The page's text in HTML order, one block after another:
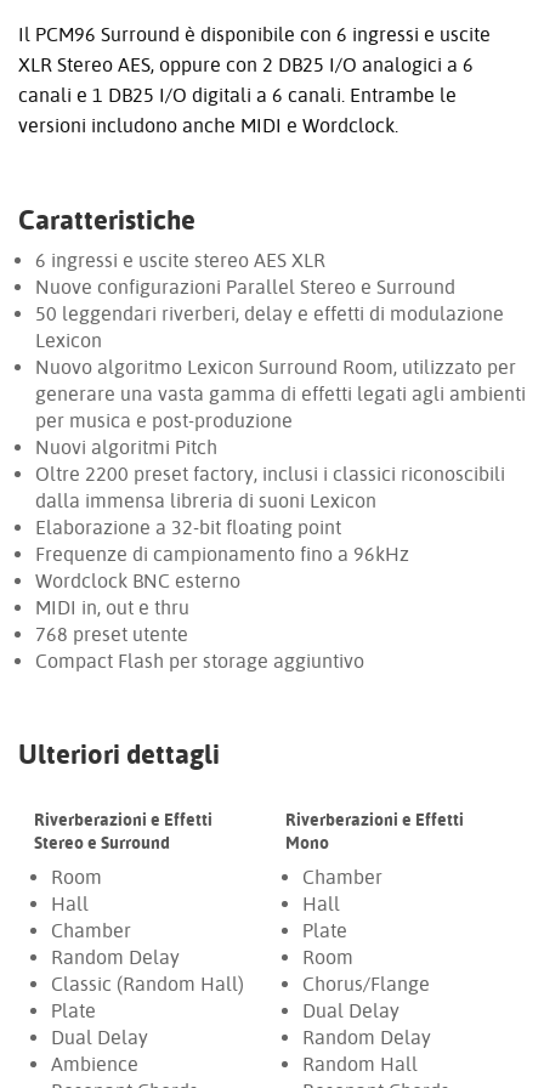
Il PCM96 Surround è disponibile con 6 ingressi e uscite
XLR Stereo AES, oppure con 2 DB25 I/O analogici a 6
canali e 1 DB25 I/O digitali a 6 canali. Entrambe le
versioni includono anche MIDI e Wordclock.
Caratteristiche
6 ingressi e uscite stereo AES XLR
Nuove configurazioni Parallel Stereo e Surround
50 leggendari riverberi, delay e effetti di modulazione
Lexicon
Nuovo algoritmo Lexicon Surround Room, utilizzato per
generare una vasta gamma di effetti legati agli ambienti
per musica e post-produzione
Nuovi algoritmi Pitch
Oltre 2200 preset factory, inclusi i classici riconoscibili
dalla immensa libreria di suoni Lexicon
Elaborazione a 32-bit floating point
Frequenze di campionamento fino a 96kHz
Wordclock BNC esterno
MIDI in, out e thru
768 preset utente
Compact Flash per storage aggiuntivo
Ulteriori dettagli
Riverberazioni e Effetti
Stereo e Surround
Room
Hall
Chamber
Random Delay
Classic (Random Hall)
Plate
Dual Delay
Ambience
Riverberazioni e Effetti
Mono
Chamber
Hall
Plate
Room
Chorus/Flange
Dual Delay
Random Delay
Random Hall